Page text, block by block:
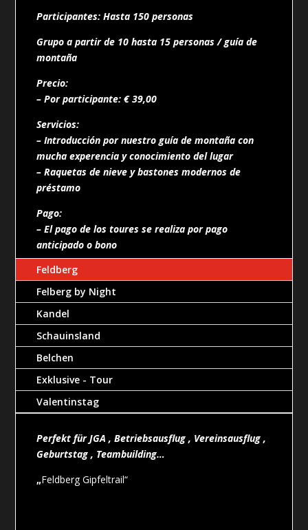
Participantes: Hasta 150 personas
Grupo a partir de 10 hasta 15 personas / guía de
montaña
Precio:
– Por participante: € 39,00
Servicios:
– Introducción por nuestro guía de montaña con
mucha experencia y conocimiento del lugar
– Raquetas de nieve y bastones modernos de
préstamo
Pago:
– El pago de los toures se realiza por pago
anticipado o bono
Información adicional:
En caso de que no haya suficiente nieve,
acordaremos otra fecha.
Feldberg
Felberg by Night
Kandel
Schauinsland
Belchen
Exklusive - Tour
Valentinstag
Perfekt für JGA , Betriebsausflug , Vereinsausflug ,
Geburtstag , Teambuilding…
„Feldberg Gipfeltrail“